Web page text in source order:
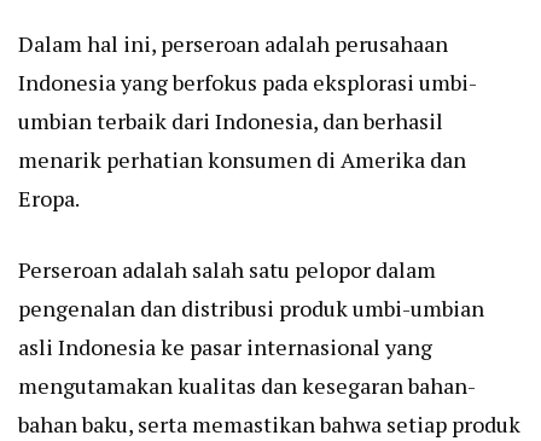
Dalam hal ini, perseroan adalah perusahaan
Indonesia yang berfokus pada eksplorasi umbi-
umbian terbaik dari Indonesia, dan berhasil
menarik perhatian konsumen di Amerika dan
Eropa.
Perseroan adalah salah satu pelopor dalam
pengenalan dan distribusi produk umbi-umbian
asli Indonesia ke pasar internasional yang
mengutamakan kualitas dan kesegaran bahan-
bahan baku, serta memastikan bahwa setiap produk